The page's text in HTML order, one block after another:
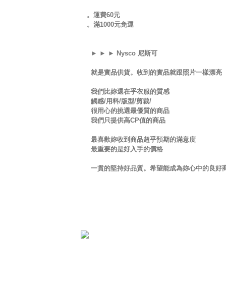
。運費60元
。滿1000元免運
► ► ► Nysco 尼斯可
就是實品供貨。收到的實品就跟照片一樣漂亮
我們比妳還在乎衣服的質感
觸感/用料/版型/剪裁/
很用心的挑選最優質的商品
我們只提供高CP值的商品
最喜歡妳收到商品超乎預期的滿意度
最重要的是好入手的價格
一貫的堅持好品質。希望能成為妳心中的良好